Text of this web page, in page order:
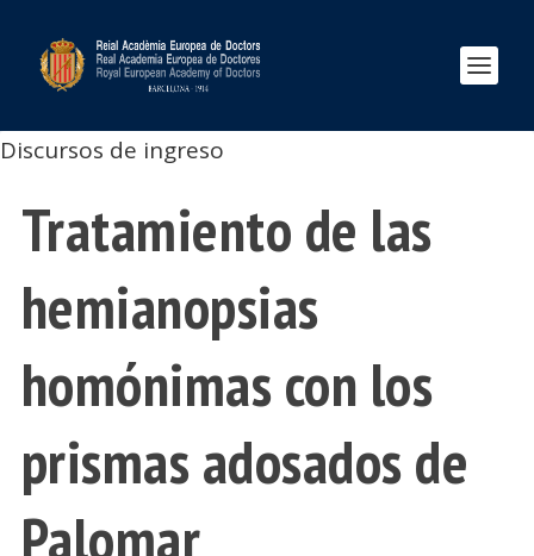
Discursos de ingreso
Tratamiento de las
hemianopsias
homónimas con los
prismas adosados de
Palomar